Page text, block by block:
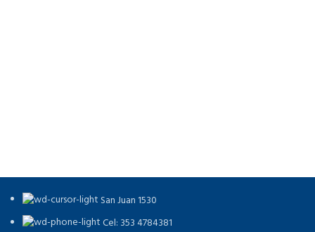
San Juan 1530
Cel: 353 4784381